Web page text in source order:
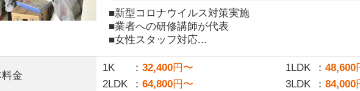
■新型コロナウイルス対策実施
■業者への研修講師が代表
■女性スタッフ対応...
金
1K 32,400円〜 1LDK 48,600
2LDK
64,800円〜 3LDK 84,000